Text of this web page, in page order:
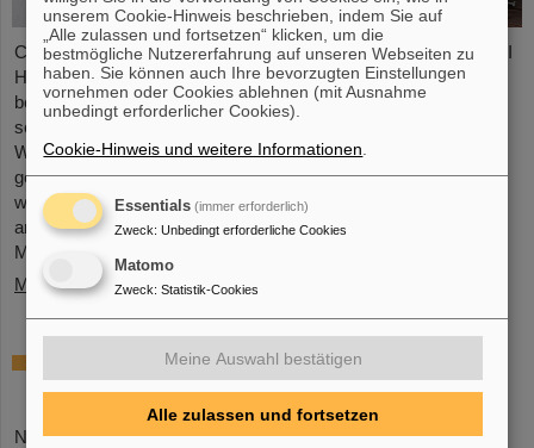
Chemische Elemente, neue Isotope, kleinste Teilchen – das GSI
Helmholtzzentrum für Schwerionenforschung in Darmstadt ist
bekannt für seine Entdeckungen, unter anderem von insgesamt
sechs superschweren Elementen. Nun gibt es einen neuen
Weltrekord zu vermelden: Das Forschungszentrum, an dem
gerade die internationale Beschleunigeranlage FAIR errichtet
wird, führt die Weltrangliste der Entdeckung von Kernisomeren
an. Die Statistik hat Professor Michael Thoennessen von der
Michigan State University,…
Mehr »
Nach Großbrand laufen die
Schadensanalysen bei GSI/FAIR
Nach dem Großbrand auf dem Campus des GSI
unserem Cookie-Hinweis beschrieben, indem Sie auf
„Alle zulassen und fortsetzen“ klicken, um die
bestmögliche Nutzererfahrung auf unseren Webseiten zu
haben. Sie können auch Ihre bevorzugten Einstellungen
vornehmen oder Cookies ablehnen (mit Ausnahme
unbedingt erforderlicher Cookies).
Cookie-Hinweis und weitere Informationen
Essentials (immer erforderlich)
Zweck: Unbedingt erforderliche Cookies
Matomo
Zweck: Statistik-Cookies
Meine Auswahl bestätigen
Alle zulassen und fortsetzen